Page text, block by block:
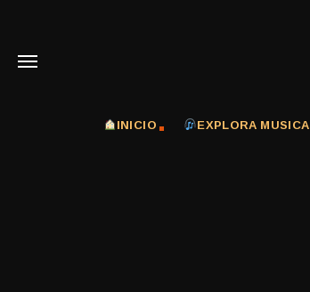
INICIO EXPLORA MUSICA